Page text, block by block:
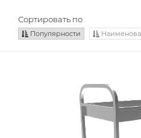
Сортировать по
Популярности